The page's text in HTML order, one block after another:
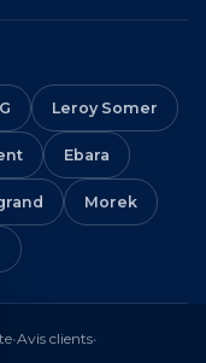
Leroy Somer
Ebara
Morek
•Avis clients•